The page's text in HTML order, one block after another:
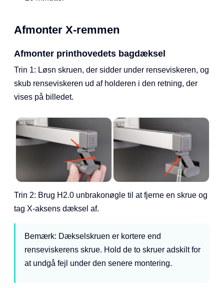
Afmonter X-remmen
Afmonter printhovedets bagdæksel
Trin 1: Løsn skruen, der sidder under renseviskeren, og
skub renseviskeren ud af holderen i den retning, der
vises på billedet.
Trin 2: Brug H2.0 unbrakonøgle til at fjerne en skrue og
tag X-aksens dæksel af.
Bemærk: Dækselskruen er kortere end
renseviskerens skrue. Hold de to skruer adskilt for
at undgå fejl under den senere montering.